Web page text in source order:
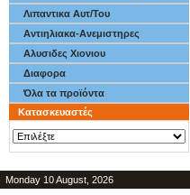
Λιπαντικα Αυτ/Του
Αντιηλιακα-Ανεμιστηρες
Αλυσιδες Χιονιου
Διαφορα
Όλα τα προϊόντα
Κατασκευαστές
Monday 10 August, 2026